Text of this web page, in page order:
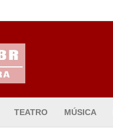
TEATRO MÚSICA